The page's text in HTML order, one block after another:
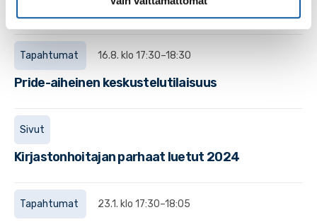
päästä kokeilemaan erilaisia soittimia.
Tapahtumat 16.8. klo 17:30–18:30
Pride-aiheinen keskustelutilaisuus
Sivut
Kirjastonhoitajan parhaat luetut 2024
Tapahtumat 23.1. klo 17:30–18:05